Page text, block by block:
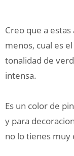
Creo que a
menos, cual es el
tonalidad de
intensa.
Es un color de
y para
no lo tienes muy